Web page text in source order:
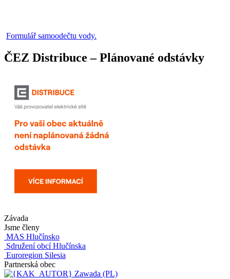
Formulář samoodečtu vody.
ČEZ Distribuce – Plánované odstávky
Závada
Jsme členy
MAS Hlučínsko
Sdružení obcí Hlučínska
Euroregion Silesia
Partnerská obec
Zawada (PL)